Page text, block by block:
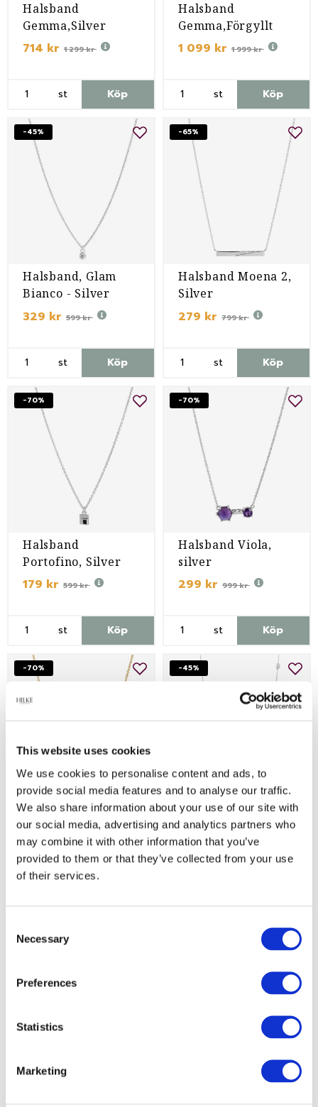
This website uses cookies
We use cookies to personalise content and ads, to
provide social media features and to analyse our traffic.
We also share information about your use of our site with
our social media, advertising and analytics partners who
may combine it with other information that you’ve
provided to them or that they’ve collected from your use
of their services.
Selection
Necessary
Preferences
Statistics
Marketing
Halsband
Gemma,Silver
714 kr 1 299 kr
st Köp
Halsband
Gemma,Förgyllt
1 099 kr 1 999 kr
st Köp
-45%
Halsband, Glam
Bianco - Silver
329 kr 599 kr
st Köp
-65%
Halsband Moena 2,
Silver
279 kr 799 kr
st Köp
-70%
Halsband
Portofino, Silver
179 kr 599 kr
st Köp
-70%
Halsband Viola,
silver
299 kr 999 kr
st Köp
-70%
Halsband Viola,
guld
329 kr 1 099 kr
-45%
Halsband, Como 2 -
Silver
1 264 kr
-45%
Halsband, Como 2 -